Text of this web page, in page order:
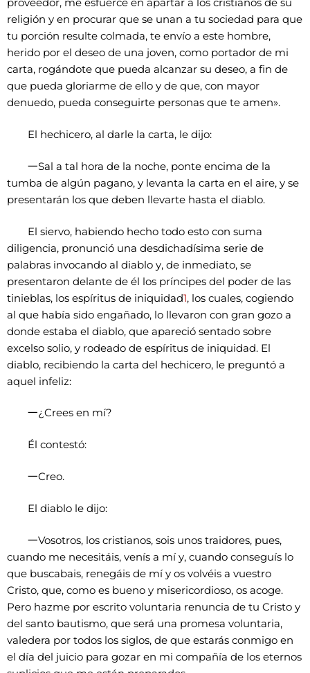
proveedor, me esfuerce en apartar a los cristianos de su
religión y en procurar que se unan a tu sociedad para que
tu porción resulte colmada, te envío a este hombre,
herido por el deseo de una joven, como portador de mi
carta, rogándote que pueda alcanzar su deseo, a fin de
que pueda gloriarme de ello y de que, con mayor
denuedo, pueda conseguirte personas que te amen».
El hechicero, al darle la carta, le dijo:
一Sal a tal hora de la noche, ponte encima de la
tumba de algún pagano, y levanta la carta en el aire, y se
presentarán los que deben llevarte hasta el diablo.
El siervo, habiendo hecho todo esto con suma
diligencia, pronunció una desdichadísima serie de
palabras invocando al diablo y, de inmediato, se
presentaron delante de él los príncipes del poder de las
tinieblas, los espíritus de iniquidad1, los cuales, cogiendo
al que había sido engañado, lo llevaron con gran gozo a
donde estaba el diablo, que apareció sentado sobre
excelso solio, y rodeado de espíritus de iniquidad. El
diablo, recibiendo la carta del hechicero, le preguntó a
aquel infeliz:
一¿Crees en mí?
Él contestó:
一Creo.
El diablo le dijo:
一Vosotros, los cristianos, sois unos traidores, pues,
cuando me necesitáis, venís a mí y, cuando conseguís lo
que buscabais, renegáis de mí y os volvéis a vuestro
Cristo, que, como es bueno y misericordioso, os acoge.
Pero hazme por escrito voluntaria renuncia de tu Cristo y
del santo bautismo, que será una promesa voluntaria,
valedera por todos los siglos, de que estarás conmigo en
el día del juicio para gozar en mi compañía de los eternos